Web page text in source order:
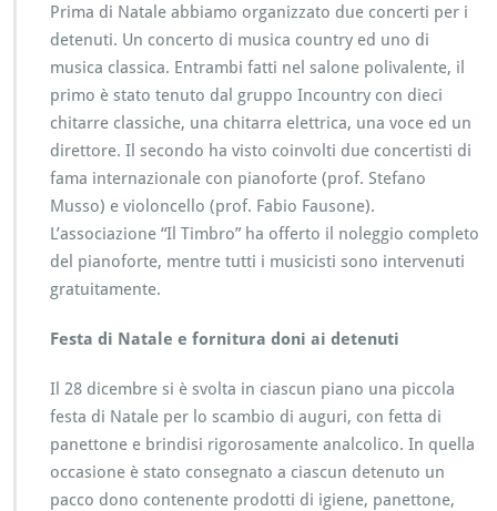
Prima di Natale abbiamo organizzato due concerti per i
detenuti. Un concerto di musica country ed uno di
musica classica. Entrambi fatti nel salone polivalente, il
primo è stato tenuto dal gruppo Incountry con dieci
chitarre classiche, una chitarra elettrica, una voce ed un
direttore. Il secondo ha visto coinvolti due concertisti di
fama internazionale con pianoforte (prof. Stefano
Musso) e violoncello (prof. Fabio Fausone).
L’associazione “Il Timbro” ha offerto il noleggio completo
del pianoforte, mentre tutti i musicisti sono intervenuti
gratuitamente.
Festa di Natale e fornitura doni ai detenuti
Il 28 dicembre si è svolta in ciascun piano una piccola
festa di Natale per lo scambio di auguri, con fetta di
panettone e brindisi rigorosamente analcolico. In quella
occasione è stato consegnato a ciascun detenuto un
pacco dono contenente prodotti di igiene, panettone,